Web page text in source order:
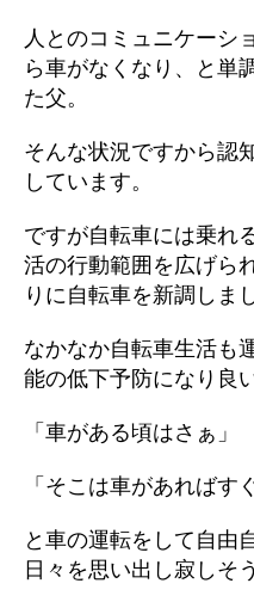
人とのコミュニケーシ
ら車がなくなり、と単
た父。
そんな状況ですから認
しています。
ですが自転車には乗れ
活の行動範囲を広げら
りに自転車を新調しま
なかなか自転車生活も
能の低下予防になり良
「車がある頃はさぁ」
「そこは車があればす
と車の運転をして自由
日々を思い出し寂しそ